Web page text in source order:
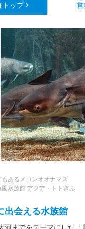
トップ
あるメコンオオナマズ
水族館 アクア・トトぎふ
出会える水族館